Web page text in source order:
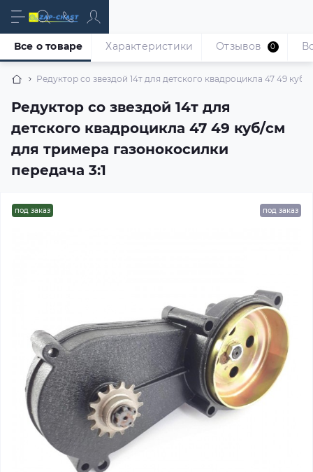
Редуктор со звездой 14т для детского квадроцикла 47 49
Редуктор со звездой 14т для
детского квадроцикла 47 49 куб/см
для тримера газонокосилки
передача 3:1
Все о товаре Характеристики Отзывов 0
под заказ под заказ